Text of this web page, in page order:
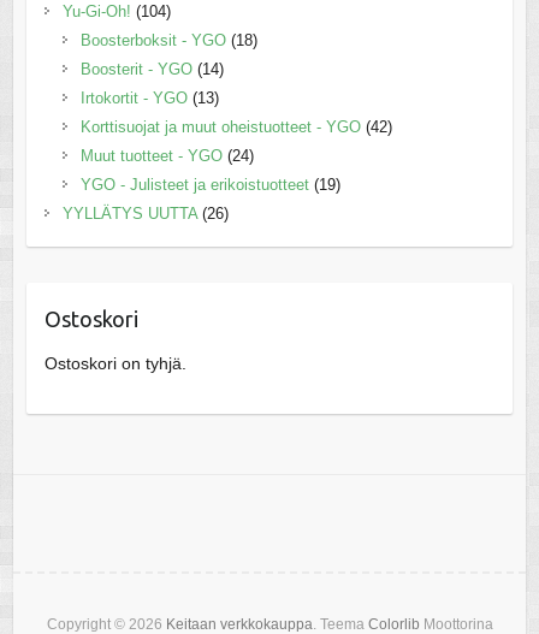
Yu-Gi-Oh! (104)
Boosterboksit - YGO (18)
Boosterit - YGO (14)
Irtokortit - YGO (13)
Korttisuojat ja muut oheistuotteet - YGO (42)
Muut tuotteet - YGO (24)
YGO - Julisteet ja erikoistuotteet (19)
YYLLÄTYS UUTTA (26)
Ostoskori
Ostoskori on tyhjä.
Copyright © 2026 Keitaan verkkokauppa. Teema Colorlib Moottorina